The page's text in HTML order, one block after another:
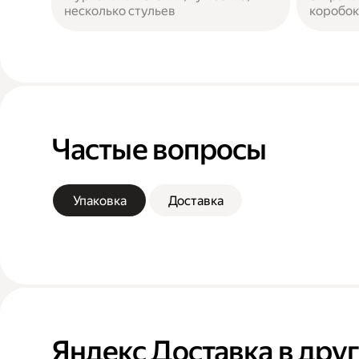
несколько стульев
коробок
Частые вопросы
Упаковка Доставка
Яндекс Доставка в